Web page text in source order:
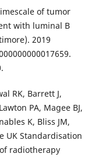
of tumor
with luminal B
2019
RK, Barrett J,
PA, Magee BJ,
K, Bliss JM,
UK Standardisation
radiotherapy